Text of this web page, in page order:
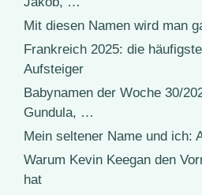
Mit diesen Namen wird man
Frankreich 2025: die
Aufsteiger
Babynamen der Woche 30/
Gundula, …
Mein seltener Name und ich:
Warum Kevin Keegan den
hat